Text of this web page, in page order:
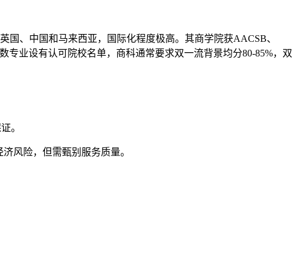
国、中国和马来西亚，国际化程度极高。其商学院获AACSB、
业设有认可院校名单，商科通常要求双一流背景均分80-85%，双
。
风险，但需甄别服务质量。